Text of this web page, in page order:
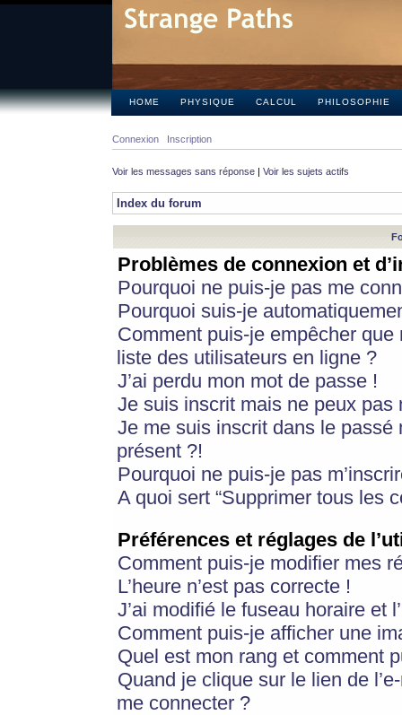
HOME PHYSIQUE CALCUL PHILOSOPHIE
Connexion Inscription
Voir les messages sans réponse | Voir les sujets actifs
Index du forum
Problèmes de connexion et
Pourquoi ne puis-je pas me
Pourquoi suis-je
Comment puis-je empêcher
liste des utilisateurs en ligne ?
J’ai perdu mon mot de passe !
Je suis inscrit mais ne peux pas
Je me suis inscrit dans le
présent ?!
Pourquoi ne puis-je pas
A quoi sert “Supprimer tous les
Préférences et réglages de
Comment puis-je modifier mes
L’heure n’est pas correcte !
J’ai modifié le fuseau horaire et
Comment puis-je afficher une
Quel est mon rang et comment
Quand je clique sur le lien de
me connecter ?